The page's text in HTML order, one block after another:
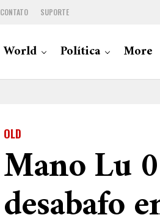
CONTATO SUPORTE
World Política More
OLD
Mano Lu
desabafo